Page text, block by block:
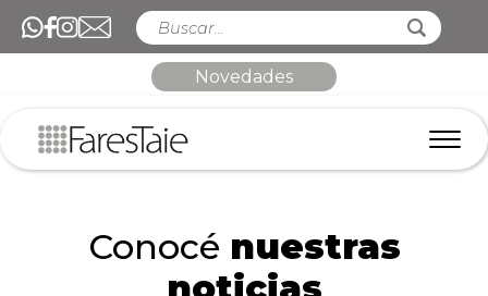
Novedades
Conocé nuestras